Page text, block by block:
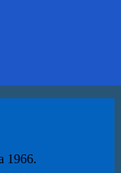
1966.